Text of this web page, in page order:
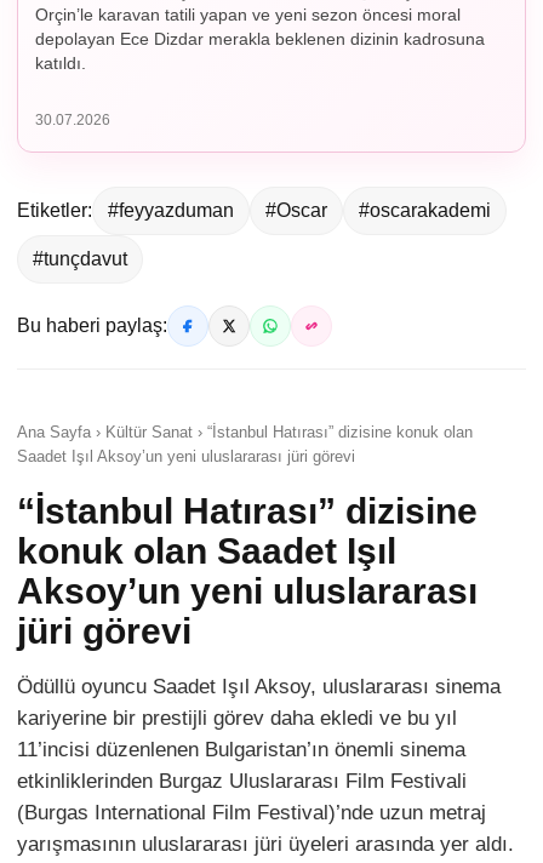
Orçin’le karavan tatili yapan ve yeni sezon öncesi moral
depolayan Ece Dizdar merakla beklenen dizinin kadrosuna
katıldı.
30.07.2026
Etiketler: #feyyazduman #Oscar #oscarakademi
#tunçdavut
Bu haberi paylaş:
Ana Sayfa › Kültür Sanat › “İstanbul Hatırası” dizisine konuk olan
Saadet Işıl Aksoy’un yeni uluslararası jüri görevi
“İstanbul Hatırası” dizisine
konuk olan Saadet Işıl
Aksoy’un yeni uluslararası
jüri görevi
Ödüllü oyuncu Saadet Işıl Aksoy, uluslararası sinema
kariyerine bir prestijli görev daha ekledi ve bu yıl
11’incisi düzenlenen Bulgaristan’ın önemli sinema
etkinliklerinden Burgaz Uluslararası Film Festivali
(Burgas International Film Festival)’nde uzun metraj
yarışmasının uluslararası jüri üyeleri arasında yer aldı.